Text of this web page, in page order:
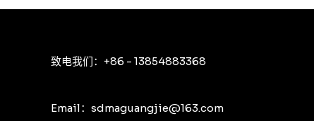
致电我们：+86 - 13854883368
Email：sdmaguangjie@163.com